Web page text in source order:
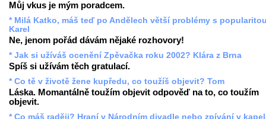
Můj vkus je mým poradcem.
* Milá Katko, máš teď po Andělech větší problémy s
Karel
Ne, jenom pořád dávám nějaké rozhovory!
* Jak si užíváš ocenění Zpěvačka roku 2002? Klára z Brna
Spíš si užívám těch gratulací.
* Co tě v životě žene kupředu, co toužíš objevit? Tom
Láska. Momantálně toužím objevit odpověď na to, co toužím
objevit.
* Co máš raději? Hraní v Národním divadle nebo zpívání v